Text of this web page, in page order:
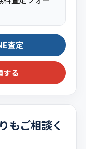
査定
する
もご相談く